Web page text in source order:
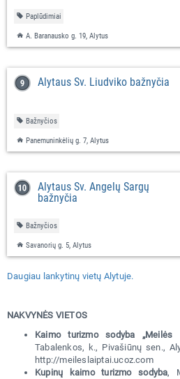
Paplūdimiai
A. Baranausko g. 19, Alytus
Alytaus Šv. Liudviko bažnyčia
Bažnyčios
Panemuninkėlių g. 7, Alytus
Alytaus Šv. Angelų Sargų
bažnyčia
Bažnyčios
Savanorių g. 5, Alytus
Daugiau lankytinų vietų Alytuje.
NAKVYNĖS VIETOS
Kaimo turizmo sodyba „Meilės
Tabalenkos, k., Pivašiūnų sen.,
http://meileslaiptai.ucoz.com
Kupinų kaimo turizmo sodyba,